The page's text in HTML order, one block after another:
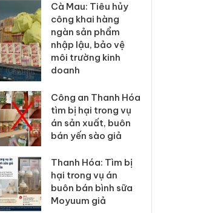
Khẩn trương xác
minh, xử lý sản
phẩm Slimaura
Care x3 sử dụng
giấy phép giả mạo
vi phạm thương mại
trong tháng 7
kinh doanh bán
hàng giả mạo nhãn
hiệu Adidas, Nike